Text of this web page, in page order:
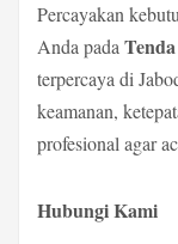
Percayakan
Anda pada
terpercaya di
keamanan,
profesional agar
Hubungi Kami